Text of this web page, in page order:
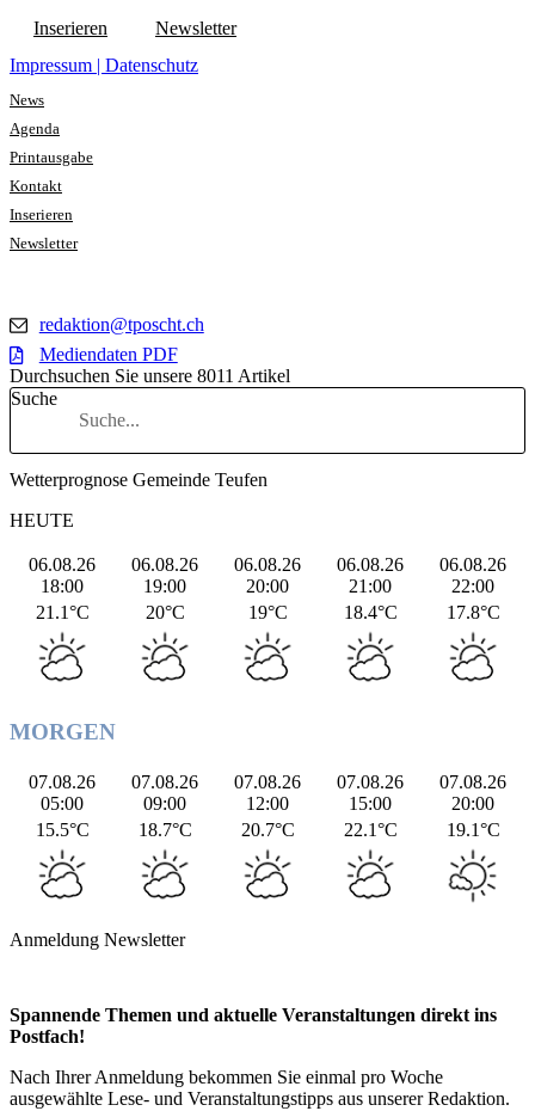
Inserieren
Newsletter
Impressum | Datenschutz
News
Agenda
Printausgabe
Kontakt
Inserieren
Newsletter
redaktion@tposcht.ch
Mediendaten PDF
Durchsuchen Sie unsere 8011 Artikel
Suche
Wetterprognose Gemeinde Teufen
HEUTE
06.08.26
18:00
06.08.26
19:00
06.08.26
20:00
06.08.26
21:00
06.08.26
22:00
21.1°C
20°C 19°C 18.4°C 17.8°C
MORGEN
07.08.26
05:00
07.08.26
09:00
07.08.26
12:00
07.08.26
15:00
07.08.26
20:00
15.5°C
18.7°C 20.7°C 22.1°C 19.1°C
Anmeldung Newsletter
Spannende Themen und aktuelle Veranstaltungen direkt ins
Postfach!
Nach Ihrer Anmeldung bekommen Sie einmal pro Woche
ausgewählte Lese- und Veranstaltungstipps aus unserer Redaktion.